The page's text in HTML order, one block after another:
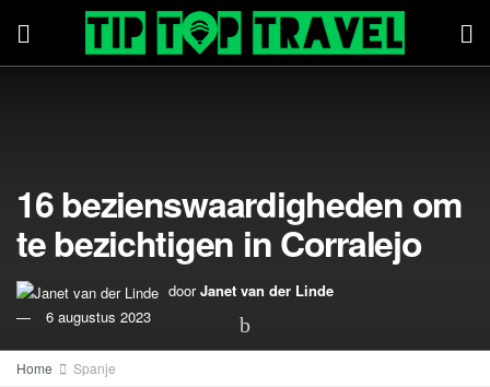
16 bezienswaardigheden om
te bezichtigen in Corralejo
door Janet van der Linde
6 augustus 2023
Home Spanje